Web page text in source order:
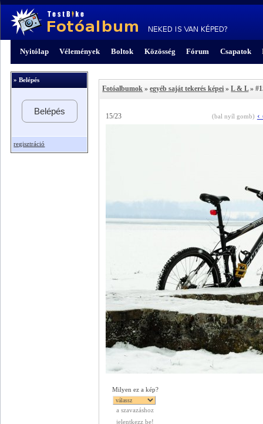
Nyitólap Vélemények Boltok Közösség Fórum Csapatok
» Belépés
Belépés
regisztráció
Fotóalbumok »egyéb saját tekerés képei »L & L»
15/23 (bal nyíl gomb) ‹
Milyen ez a kép?
a szavazáshoz
jelentkezz be!